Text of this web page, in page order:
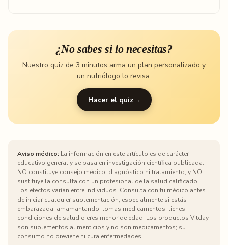
¿No sabes si lo necesitas?
Nuestro quiz de 3 minutos arma un plan personalizado y
un nutriólogo lo revisa.
Hacer el quiz→
Aviso médico: La información en este artículo es de carácter
educativo general y se basa en investigación científica publicada.
NO constituye consejo médico, diagnóstico ni tratamiento, y NO
sustituye la consulta con un profesional de la salud calificado.
Los efectos varían entre individuos. Consulta con tu médico antes
de iniciar cualquier suplementación, especialmente si estás
embarazada, amamantando, tomas medicamentos, tienes
condiciones de salud o eres menor de edad. Los productos Vitday
son suplementos alimenticios y no son medicamentos; su
consumo no previene ni cura enfermedades.